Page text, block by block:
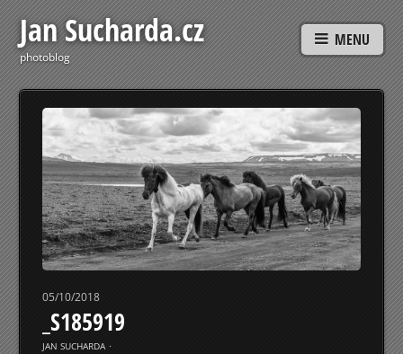
Jan Sucharda.cz
photoblog
MENU
05/10/2018
_S185919
JAN SUCHARDA ⋅